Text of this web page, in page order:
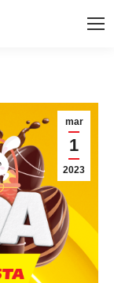
mar
1
2023